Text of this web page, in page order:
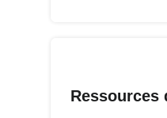
Ressources